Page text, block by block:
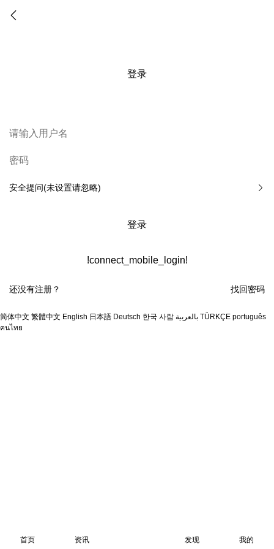
登录
安全提问(未设置请忽略)
登录
!connect_mobile_login!
找回密码
还没有注册？
简体中文 繁體中文 English 日本語 Deutsch 한국 사람 بالعربية TÜRKÇE português
คนไทย
首页 资讯 发现 我的